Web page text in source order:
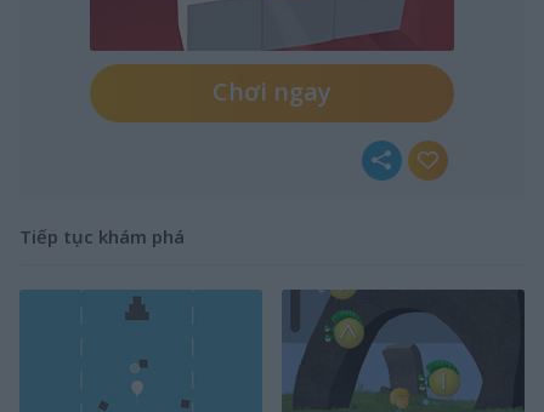
Chơi ngay
Tiếp tục khám phá